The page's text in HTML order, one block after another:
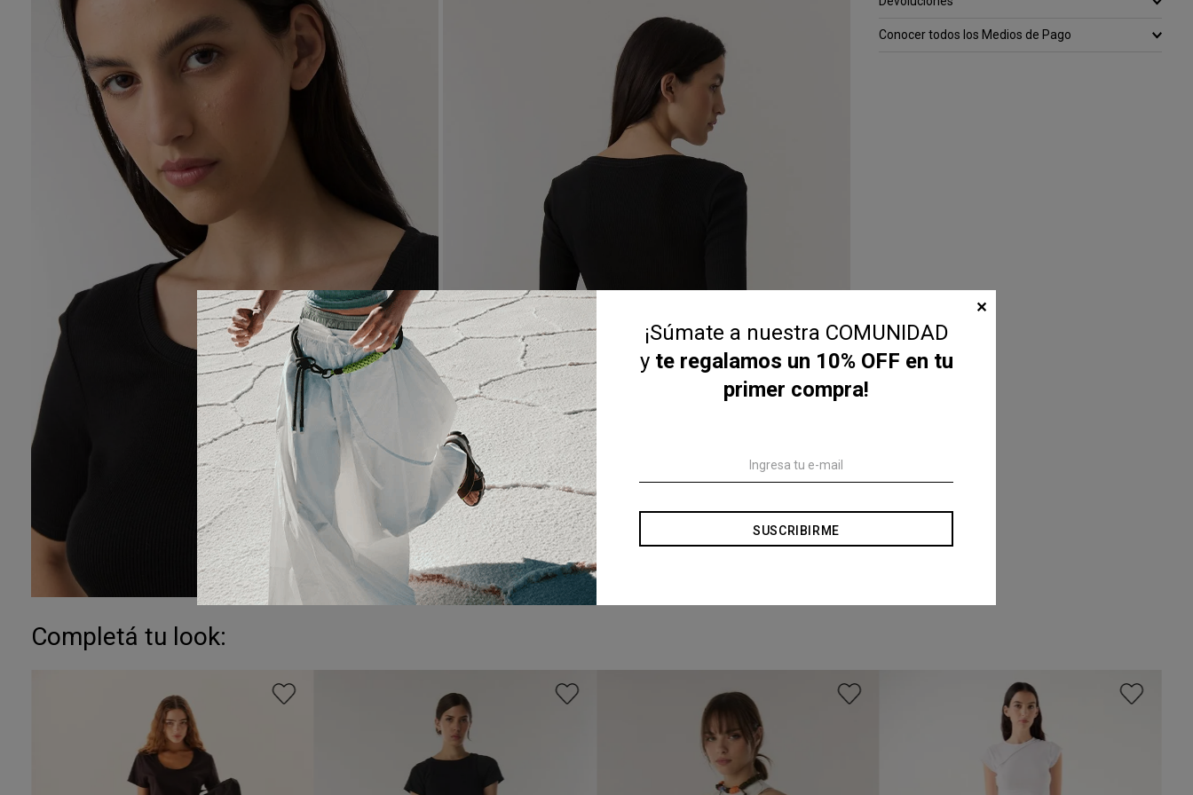
Conocer todos los Medios de Pago
Completá tu look:
¡Súmate a nuestra COMUNIDAD
y te regalamos un 10% OFF en tu
primer compra!
SUSCRIBIRME
✕